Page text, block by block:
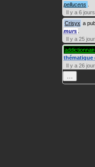
pellucens
Il y a 6 jours
Crisyx a
murs
Il y a 25
thématique
Il y a 26